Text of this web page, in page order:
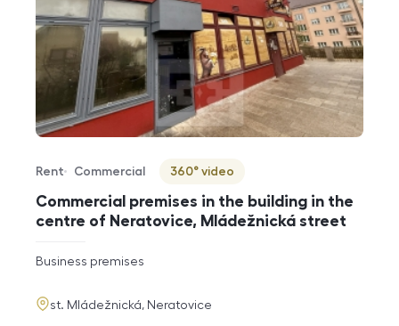
Commercial premises in the building in the
centre of Neratovice, Mládežnická street
Offer type
Rent
Property type
Commercial
Virtuální prohlídka
360° video
rozměry
disposition
Business premises
adresa
st. Mládežnická, Neratovice